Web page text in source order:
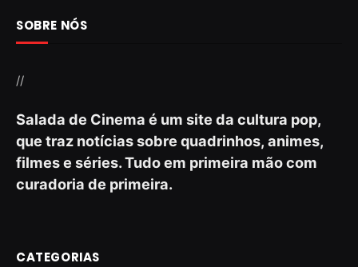
SOBRE NÓS
//
Salada de Cinema é um site da cultura pop,
que traz notícias sobre quadrinhos, animes,
filmes e séries. Tudo em primeira mão com
curadoria de primeira.
CATEGORIAS